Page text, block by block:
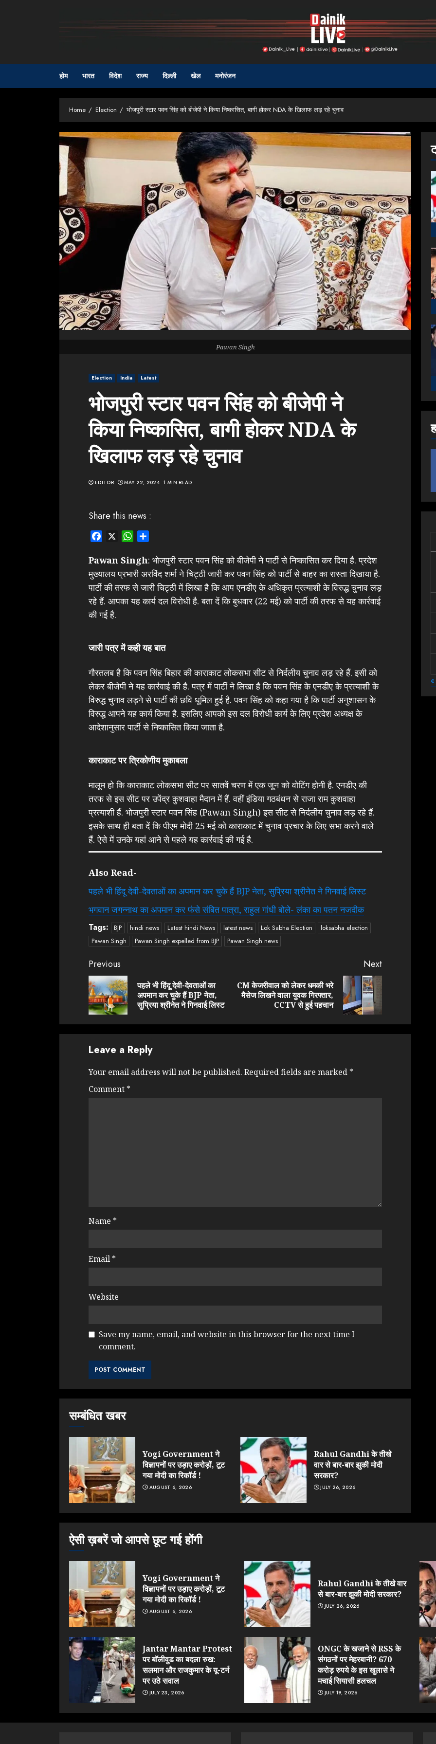
होम भारत विदेश राज्य दिल्ली खेल मनोरंजन
Home Election भोजपुरी स्टार पवन सिंह को बीजेपी ने किया निष्कासित, बागी होकर NDA के खिलाफ लड़ रहे चुनाव
Election India Latest
भोजपुरी स्टार पवन सिंह को बीजेपी ने
किया निष्कासित, बागी होकर NDA के
खिलाफ लड़ रहे चुनाव
EDITOR MAY 22, 2024 1 MIN READ
Pawan Singh
Share this news :
Facebook WhatsApp
Pawan Singh: भोजपुरी स्टार पवन सिंह को बीजेपी ने पार्टी से निष्कासित कर दिया है. प्रदेश
मुख्यालय प्रभारी अरविंद शर्मा ने चिट्ठी जारी कर पवन सिंह को पार्टी से बाहर का रास्ता दिखाया है.
पार्टी की तरफ से जारी चिट्ठी में लिखा है कि आप एनडीए के अधिकृत प्रत्याशी के विरुद्ध चुनाव लड़
रहे हैं. आपका यह कार्य दल विरोधी है. बता दें कि बुधवार (22 मई) को पार्टी की तरफ से यह कार्रवाई
की गई है.
जारी पत्र में कही यह बात
गौरतलब है कि पवन सिंह बिहार की काराकाट लोकसभा सीट से निर्दलीय चुनाव लड़ रहे हैं. इसी को
लेकर बीजेपी ने यह कार्रवाई की है. पत्र में पार्टी ने लिखा है कि पवन सिंह के एनडीए के प्रत्याशी के
विरुद्ध चुनाव लड़ने से पार्टी की छवि धूमिल हुई है. पवन सिंह को कहा गया है कि पार्टी अनुशासन के
विरुद्ध आपने यह कार्य किया है. इसलिए आपको इस दल विरोधी कार्य के लिए प्रदेश अध्यक्ष के
आदेशानुसार पार्टी से निष्कासित किया जाता है.
काराकाट पर त्रिकोणीय मुकाबला
मालूम हो कि काराकाट लोकसभा सीट पर सातवें चरण में एक जून को वोटिंग होनी है. एनडीए की
तरफ से इस सीट पर उपेंद्र कुशवाहा मैदान में हैं. वहीं इंडिया गठबंधन से राजा राम कुशवाहा
प्रत्याशी हैं. भोजपुरी स्टार पवन सिंह (Pawan Singh) इस सीट से निर्दलीय चुनाव लड़ रहे हैं.
इसके साथ ही बता दें कि पीएम मोदी 25 मई को काराकाट में चुनाव प्रचार के लिए सभा करने वाले
हैं. ऐसे में उनके यहां आने से पहले यह कार्रवाई की गई है.
Also Read-
पहले भी हिंदू देवी-देवताओं का अपमान कर चुके हैं BJP नेता, सुप्रिया श्रीनेत ने गिनवाई लिस्ट
भगवान जगन्नाथ का अपमान कर फंसे संबित पात्रा, राहुल गांधी बोले- लंका का पतन नजदीक
Tags: BJP hindi news Latest hindi News latest news Lok Sabha Election
loksabha election
Pawan Singh
Pawan Singh expelled from BJP Pawan Singh news
Continue
Reading
Previous
Previous
पहले भी हिंदू देवी-देवताओं का
अपमान कर चुके हैं BJP नेता,
सुप्रिया श्रीनेत ने गिनवाई लिस्ट
Next
Next
CM केजरीवाल को लेकर धमकी भरे
मैसेज लिखने वाला युवक गिरफ्तार,
CCTV से हुई पहचान
Leave a Reply
Your email address will not be published. Required fields are marked *
Comment *
Name *
Email *
Website
Save my name, email, and website in this browser for the next time I
comment.
सम्बंधित खबर
Yogi Government ने
विज्ञापनों पर उड़ाए करोड़ों, टूट
गया मोदी का रिकॉर्ड !
AUGUST 6, 2026
Rahul Gandhi के तीखे
वार से बार-बार झुकी मोदी
सरकार?
JULY 26, 2026
ऐसी ख़बरें जो आपसे छूट गई होंगी
Yogi Government ने
विज्ञापनों पर उड़ाए करोड़ों, टूट
गया मोदी का रिकॉर्ड !
AUGUST 6, 2026
Rahul Gandhi के तीखे वार
से बार-बार झुकी मोदी सरकार?
JULY 26, 2026
Jantar Mantar Protest
पर बॉलीवुड का बदला रुख:
सलमान और राजकुमार के यू-टर्न
पर उठे सवाल
JULY 23, 2026
ONGC के खजाने से RSS के
संगठनों पर मेहरबानी? 670
करोड़ रुपये के इस खुलासे ने
मचाई सियासी हलचल
JULY 19, 2026